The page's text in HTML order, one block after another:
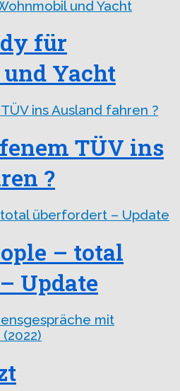
für
Yacht
TÜV ins
?
– total
Update